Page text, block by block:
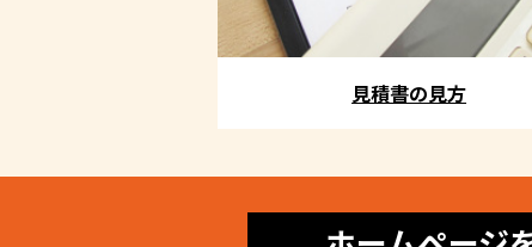
見積書の見方